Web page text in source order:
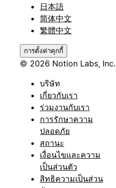
日本語
简体中文
繁體中文
การตั้งค่าคุกกี้
© 2026 Notion Labs, Inc.
บริษัท
เกี่ยวกับเรา
ร่วมงานกับเรา
การรักษาความ
ปลอดภัย
สถานะ
เงื่อนไขและความ
เป็นส่วนตัว
สิทธิความเป็นส่วน